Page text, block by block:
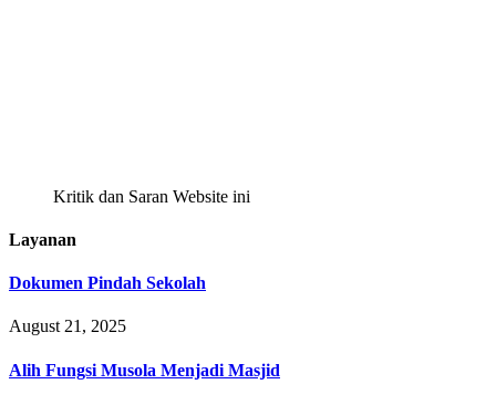
Kritik dan Saran Website ini
Layanan
Dokumen Pindah Sekolah
August 21, 2025
Alih Fungsi Musola Menjadi Masjid